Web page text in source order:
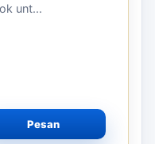
unt...
Pesan